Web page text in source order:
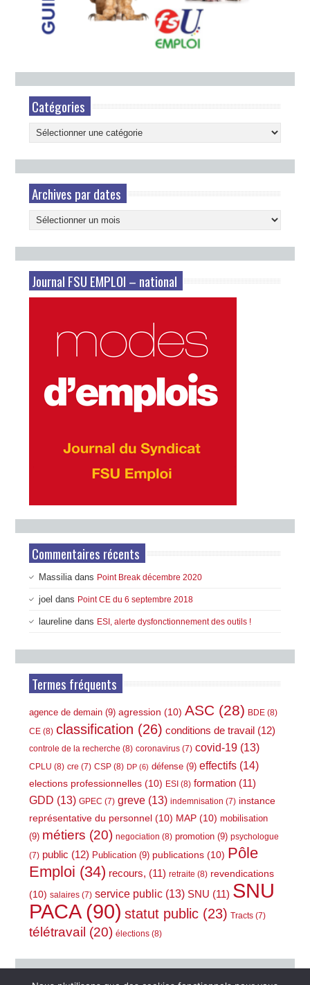
Catégories
Catégories
Archives par dates
Archives
par
dates
Journal FSU EMPLOI – national
Commentaires récents
Massilia dans Point Break décembre 2020
joel dans Point CE du 6 septembre 2018
laureline dans ESI, alerte dysfonctionnement des outils !
Termes fréquents
agence de demain (9) agression (10) ASC (28) BDE (8)
CE (8) classification (26) conditions de travail (12)
controle de la recherche (8) coronavirus (7) covid-19 (13)
CPLU (8) cre (7) CSP (8) DP (6) défense (9) effectifs (14)
elections professionnelles (10) ESI (8) formation (11)
GDD (13) GPEC (7) greve (13) indemnisation (7) instance
représentative du personnel (10) MAP (10) mobilisation
(9) métiers (20) negociation (8) promotion (9) psychologue
(7) public (12) Publication (9) publications (10) Pôle
Emploi (34) recours, (11) retraite (8) revendications
(10) salaires (7) service public (13) SNU (11) SNU
PACA(90) statut public (23) Tracts (7)
télétravail (20) élections (8)